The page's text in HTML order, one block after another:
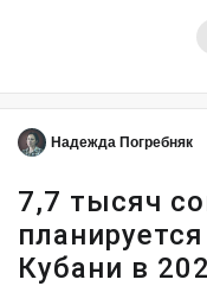
Надежда Погребняк
7,7 тысяч
Кубани в